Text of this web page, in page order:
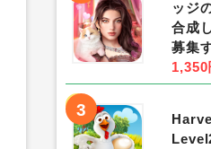
ッジ
合成
募集
1,350
3